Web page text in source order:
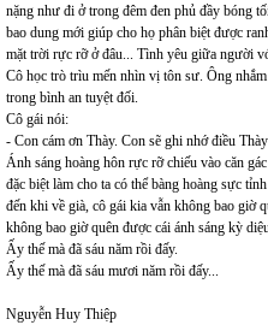
nặng như đi ở trong đêm đen phủ đầy bóng
bao dung mới giúp cho họ phân biệt được
mặt trời rực rỡ ở đâu... Tình yêu giữa người
Cô học trò trìu mến nhìn vị tôn sư. Ông
trong bình an tuyệt đối.
Cô gái nói:
- Con cám ơn Thày. Con sẽ ghi nhớ điều
Ánh sáng hoàng hôn rực rỡ chiếu vào căn
đặc biệt làm cho ta có thể bàng hoàng sực
đến khi về già, cô gái kia vẫn không bao giờ
không bao giờ quên được cái ánh sáng kỳ
Ấy thế mà đã sáu năm rồi đấy.
Ấy thế mà đã sáu mươi năm rồi đấy...
Nguyễn Huy Thiệp